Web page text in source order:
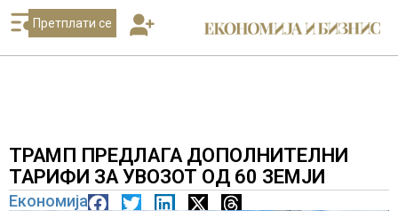
Претплати се
ТРАМП ПРЕДЛАГА ДОПОЛНИТЕЛНИ
ТАРИФИ ЗА УВОЗОТ ОД 60 ЗЕМЈИ
Економија